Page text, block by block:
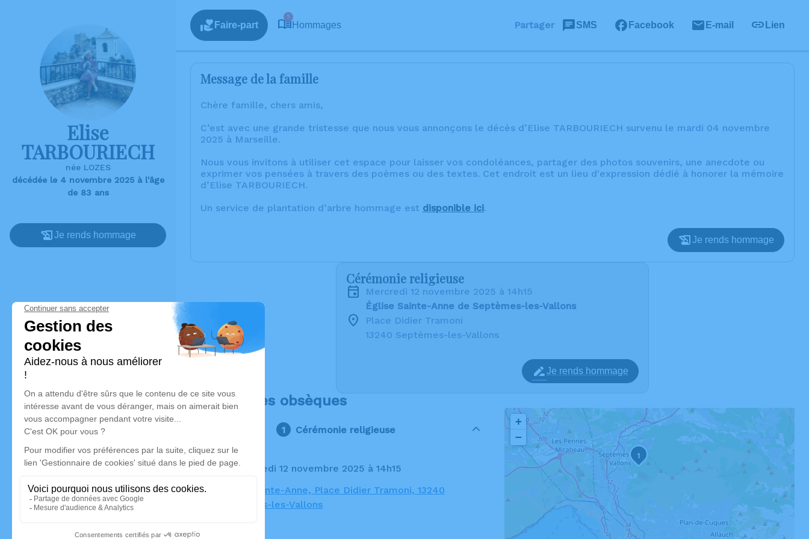
Elise
TARBOURIECH
née LOZES
décédée le 4 novembre 2025 à l'âge
de 83 ans
Je rends hommage
Faire-part
5
Hommages Partager SMS Facebook E-mail Lien
Message de la famille
Chère famille, chers amis,
C’est avec une grande tristesse que nous vous annonçons le décès d’Elise TARBOURIECH survenu le mardi 04 novembre
2025 à Marseille.
Nous vous invitons à utiliser cet espace pour laisser vos condoléances, partager des photos souvenirs, une anecdote ou
exprimer vos pensées à travers des poèmes ou des textes. Cet endroit est un lieu d'expression dédié à honorer la mémoire
d’Elise TARBOURIECH.
Un service de plantation d’arbre hommage est disponible ici.
Je rends hommage
Cérémonie religieuse
mercredi 12 novembre 2025 à 14h15
Église Sainte-Anne de Septèmes-les-Vallons
Place Didier Tramoni
13240 Septèmes-les-Vallons
Je rends hommage
Déroulé des obsèques
Cérémonie religieuse
Le mercredi 12 novembre 2025 à 14h15
Église Sainte-Anne, Place Didier Tramoni, 13240
Septèmes-les-Vallons
1
+
−